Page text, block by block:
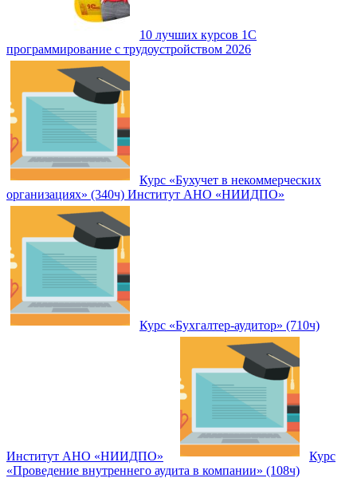
10 лучших курсов 1С
программирование с трудоустройством 2026
Курс «Бухучет в некоммерческих
организациях» (340ч) Институт АНО «НИИДПО»
Курс «Бухгалтер-аудитор» (710ч)
Институт АНО «НИИДПО»
Курс
«Проведение внутреннего аудита в компании» (108ч)